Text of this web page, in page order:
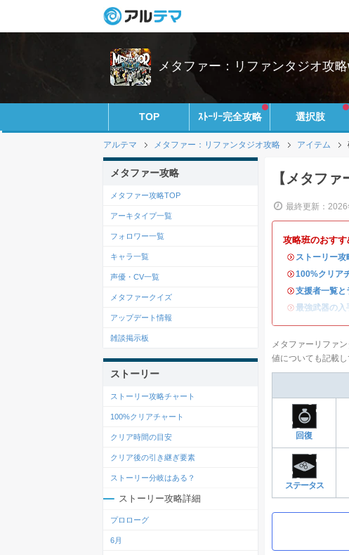
メタファー：リファンタジオ攻
TOP ｽﾄｰﾘｰ完全攻略 選択肢
アルテマ メタファー：リファンタジオ攻略 アイテム
【メタフ
最終更新：
攻略班のおすす
・ ストーリー攻
・100%クリア
・支援者一覧と
・最強武器の入
メタファーリファ
値についても記載し
回復
ステータス
メタファー攻略
メタファー攻略TOP
アーキタイプ一覧
フォロワー一覧
キャラ一覧
声優・CV一覧
メタファークイズ
アップデート情報
雑談掲示板
ストーリー
ストーリー攻略チャート
100%クリアチャート
クリア時間の目安
クリア後の引き継ぎ要素
ストーリー分岐はある？
ストーリー攻略詳細
プロローグ
6月